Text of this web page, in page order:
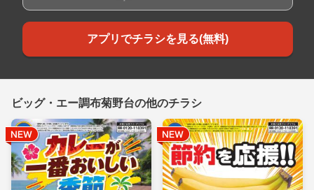
アプリでチラシを見る(無料)
ビッグ・エー調布菊野台の他のチラシ